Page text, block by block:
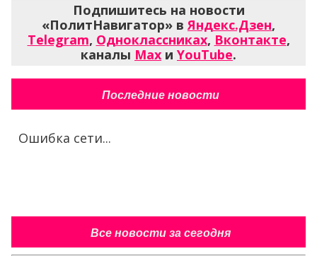
Подпишитесь на новости
«ПолитНавигатор» вЯндекс.Дзен,
Telegram, Одноклассниках, Вконтакте,
каналы Max и YouTube.
Последние новости
Ошибка сети...
Все новости за сегодня